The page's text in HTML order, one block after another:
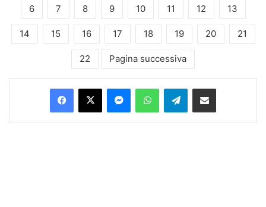
6 7 8 9 10 11 12 13
14 15 16 17 18 19 20 21
22 Pagina successiva
Facebook
X MessengerWhatsAppTelegramCondividi via Email